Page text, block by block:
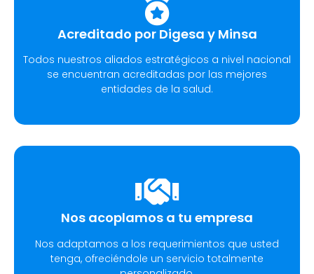
Acreditado por Digesa y Minsa​
Todos nuestros aliados estratégicos a nivel nacional
se encuentran acreditadas por las mejores
entidades de la salud.
Nos acoplamos a tu empresa
Nos adaptamos a los requerimientos que usted
tenga, ofreciéndole un servicio totalmente